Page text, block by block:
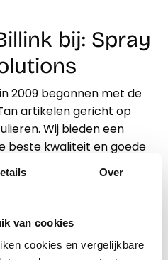
Over
van cookies
cookies en vergelijkbare
bij: Spray
2009 begonnen met de
artikelen gericht op
Wij bieden een
beste kwaliteit en goede
zijn 100% natuurlijk en
producten bieden wij